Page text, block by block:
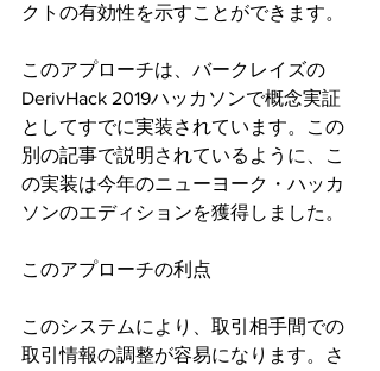
クトの有効性を示すことができます。
このアプローチは、バークレイズの
DerivHack 2019ハッカソンで概念実証
としてすでに実装されています。この
別の記事で説明されているように、こ
の実装は今年のニューヨーク・ハッカ
ソンのエディションを獲得しました。
このアプローチの利点
このシステムにより、取引相手間での
取引情報の調整が容易になります。さ